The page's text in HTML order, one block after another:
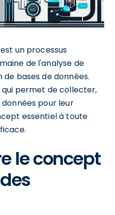
un processus
de l'analyse de
bases de données.
permet de collecter,
pour leur
essentiel à toute
le concept